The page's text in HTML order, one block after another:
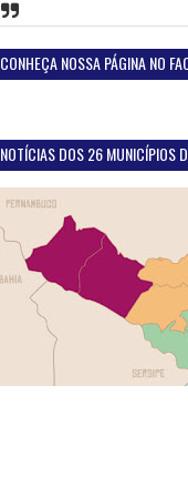
CONHEÇA NOSSA PÁGINA NO
NOTÍCIAS DOS 26 MUNICÍPIOS